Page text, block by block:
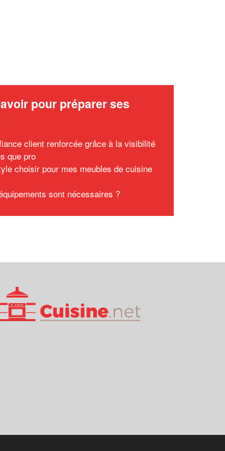
pour préparer ses
client renforcée grâce à la visibilité
que pro
choisir pour mes meubles de cuisine
sont nécessaires ?